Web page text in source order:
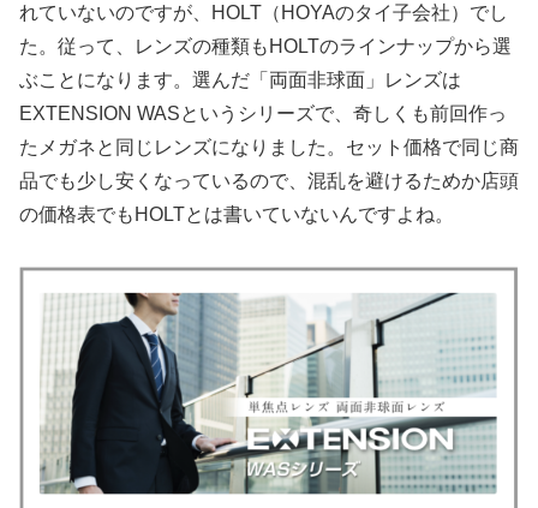
れていないのですが、HOLT（HOYAのタイ子会社）でし
た。従って、レンズの種類もHOLTのラインナップから選
ぶことになります。選んだ「両面非球面」レンズは
EXTENSION WASというシリーズで、奇しくも前回作っ
たメガネと同じレンズになりました。セット価格で同じ商
品でも少し安くなっているので、混乱を避けるためか店頭
の価格表でもHOLTとは書いていないんですよね。